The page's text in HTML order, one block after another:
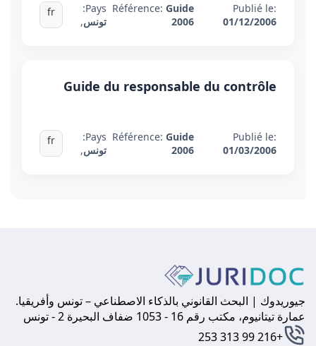
Publié le:
01/12/2006
Référence:Guide
2006
Pays:
تونس,
fr
Guide du responsable du contrôle
Publié le:
01/03/2006
Référence:Guide
2006
Pays:
تونس,
fr
جيوريدوك | البحث القانوني بالذكاء الاصطناعي – تونس وأفريقيا.
عمارة تيتانيوم، مكتب رقم 16 - 1053 ضفاف البحيرة 2 - تونس
+216 99 313 253